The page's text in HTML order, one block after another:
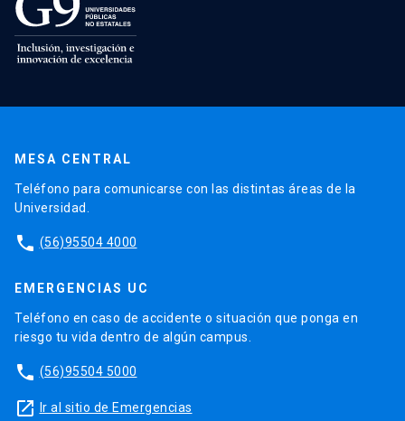
MESA CENTRAL
Teléfono para comunicarse con las distintas áreas de la
Universidad.
phone (56)95504 4000
EMERGENCIAS UC
Teléfono en caso de accidente o situación que ponga en
riesgo tu vida dentro de algún campus.
phone (56)95504 5000
launch Ir al sitio de Emergencias